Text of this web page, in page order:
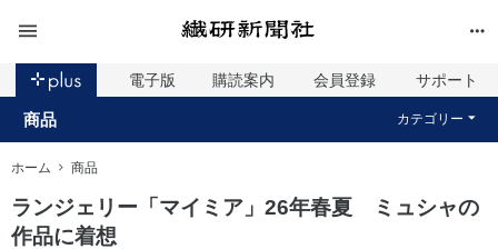
電子版 購読案内 会員登録 サポート
商品 カテゴリー
ホーム 商品
ランジェリー「マイミア」26年春夏 ミュシャの
作品に着想